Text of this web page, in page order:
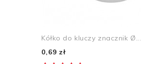
Kółko do kluczy znacznik Ø...
0,69 zł